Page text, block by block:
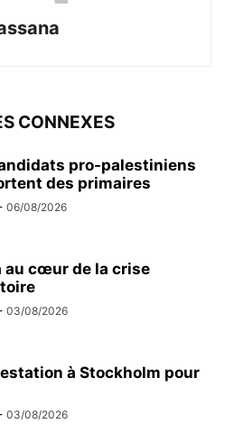
CONNEXES
pro-palestiniens
des primaires
06/08/2026
au cœur de la crise
03/08/2026
à Stockholm pour
03/08/2026